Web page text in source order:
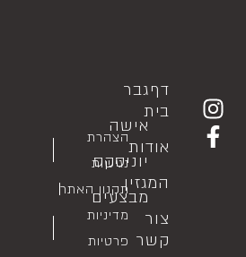
דף
בית
אודות
המגזין
צור
קשר
גבר
אישה
יוניסקס
מבצעים
הצהרת
נגישות
תקנון האתר
מדיניות
פרטיות